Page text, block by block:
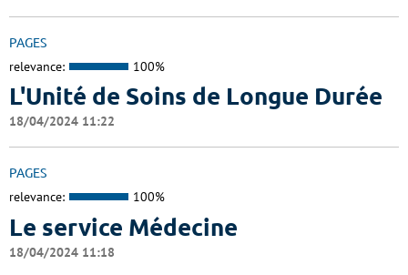
PAGES
relevance: 100%
L'Unité de Soins de Longue Durée
18/04/2024 11:22
PAGES
relevance: 100%
Le service Médecine
18/04/2024 11:18